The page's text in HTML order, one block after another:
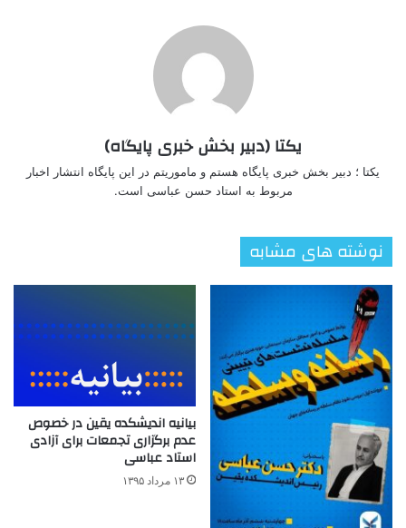
یکتا (دبیر بخش خبری پایگاه)
یکتا ؛ دبیر بخش خبری پایگاه هستم و ماموریتم در این پایگاه انتشار اخبار
مربوط به استاد حسن عباسی است.
نوشته های مشابه
بیانیه اندیشکده یقین در خصوص
عدم برگزاری تجمعات برای آزادی
استاد عباسی
۱۳ مرداد ۱۳۹۵